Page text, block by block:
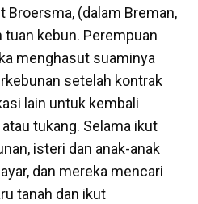
Broersma, (dalam Breman,
kebun. Perempuan
menghasut suaminya
setelah kontrak
lain untuk kembali
tukang. Selama ikut
isteri dan anak-anak
dan mereka mencari
tanah dan ikut